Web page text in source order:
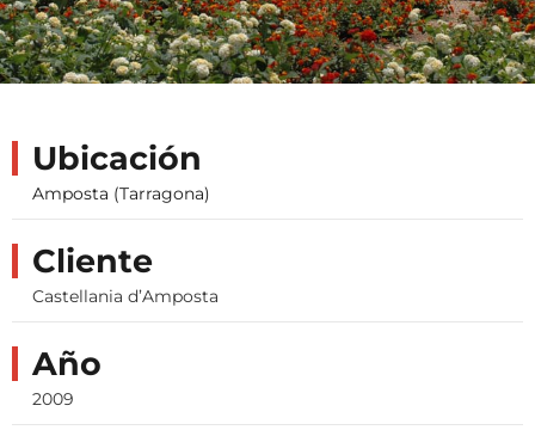
Ubicación
Amposta (Tarragona)
Cliente
Castellania d’Amposta
Año
2009